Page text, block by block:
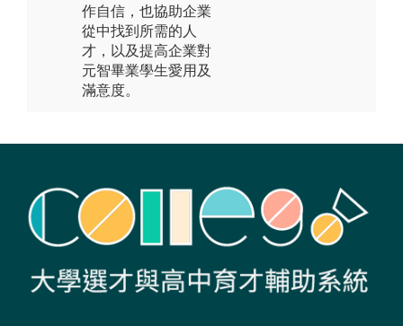
作自信，也協助企業
從中找到所需的人
才，以及提高企業對
元智畢業學生愛用及
滿意度。